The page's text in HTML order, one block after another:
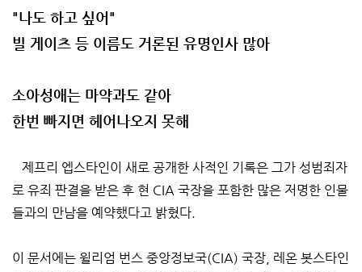
"나도 하고 싶어"
빌 게이츠 등 이름도 거론된 유명인사 많아
소아성애는 마약과도 같아
한번 빠지면 헤어나오지 못해
제프리 엡스타인이 새로 공개한 사적인 기록은 그가 성범죄자
로 유죄 판결을 받은 후 현 CIA 국장을 포함한 많은 저명한 인물
들과의 만남을 예약했다고 밝혔다.
이 문서에는 윌리엄 번스 중앙정보국(CIA) 국장, 레온 봇스타인